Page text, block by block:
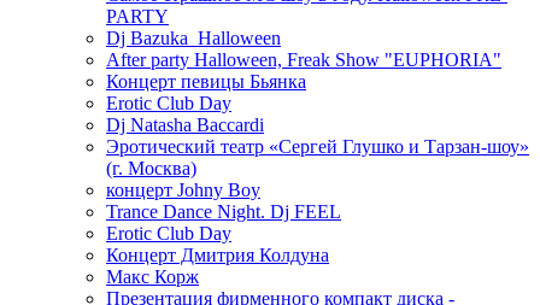
PARTY
Dj Bazuka_Halloween
After party Halloween, Freak Show "EUPHORIA"
Концерт певицы Бьянка
Erotic Club Day
Dj Natasha Baccardi
Эротический театр «Сергей Глушко и Тарзан-шоу»
(г. Москва)
концерт Johny Boy
Trance Dance Night. Dj FEEL
Erotic Club Day
Концерт Дмитрия Колдуна
Макс Корж
Презентация фирменного компакт диска -